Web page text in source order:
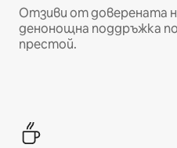
Отзиви от доверената
денонощна поддръжка
престой.